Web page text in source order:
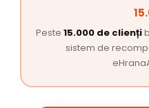
Peste 15.000 de clienți
sistem de